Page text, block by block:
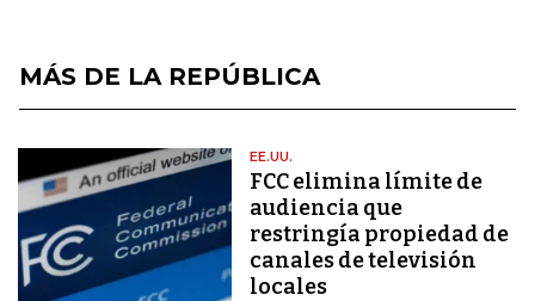
MÁS DE LA REPÚBLICA
EE.UU.
FCC elimina límite de
audiencia que
restringía propiedad de
canales de televisión
locales